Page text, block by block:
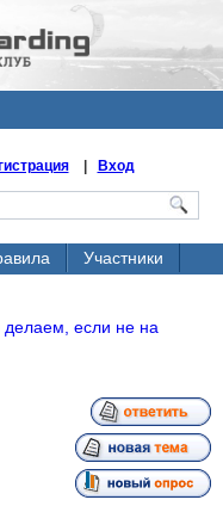
| Вход
Участники
если не на